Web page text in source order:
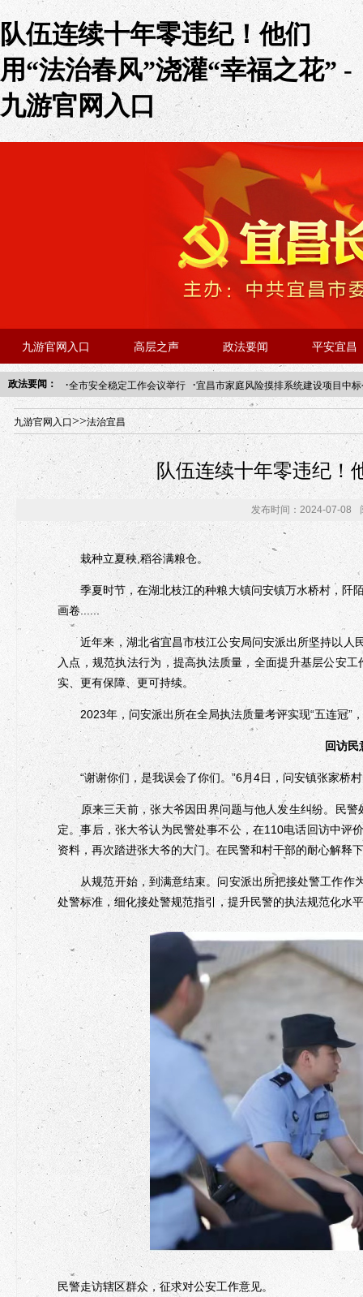
队伍连续十年零违纪！他们
用“法治春风”浇灌“幸福之花” -
九游官网入口
九游官网入口 高层之声 政法要闻 平安宜昌
政法要闻： ·全市安全稳定工作会议举行 ·宜昌市家庭风险摸排系统建设项目中
年“招才兴业”事业单位人才引进·北京站人民大学入校工作提醒
九游官网入口>>法治宜昌
队伍连续十年零违纪！
发布时间：2024-07-08
栽种立夏秧,稻谷满粮仓。
季夏时节，在湖北枝江的种粮大镇问安镇万水桥村，阡
画卷......
近年来，湖北省宜昌市枝江公安局问安派出所坚持以人
入点，规范执法行为，提高执法质量，全面提升基层公安
实、更有保障、更可持续。
2023年，问安派出所在全局执法质量考评实现“五连冠”，
回访民
“谢谢你们，是我误会了你们。”6月4日，问安镇张家桥
原来三天前，张大爷因田界问题与他人发生纠纷。民警
定。事后，张大爷认为民警处事不公，在110电话回访中评
资料，再次踏进张大爷的大门。在民警和村干部的耐心解释
从规范开始，到满意结束。问安派出所把接处警工作作
处警标准，细化接处警规范指引，提升民警的执法规范化水
民警走访辖区群众，征求对公安工作意见。